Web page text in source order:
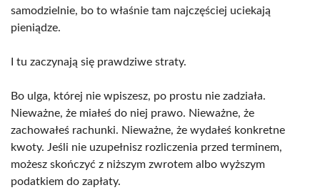
samodzielnie, bo to właśnie tam najczęściej uciekają
pieniądze.
I tu zaczynają się prawdziwe straty.
Bo ulga, której nie wpiszesz, po prostu nie zadziała.
Nieważne, że miałeś do niej prawo. Nieważne, że
zachowałeś rachunki. Nieważne, że wydałeś konkretne
kwoty. Jeśli nie uzupełnisz rozliczenia przed terminem,
możesz skończyć z niższym zwrotem albo wyższym
podatkiem do zapłaty.